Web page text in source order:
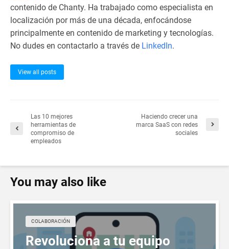
contenido de Chanty. Ha trabajado como especialista en
localización por más de una década, enfocándose
principalmente en contenido de marketing y tecnologías.
No dudes en contactarlo a través de LinkedIn.
View all posts
Las 10 mejores
herramientas de
compromiso de
empleados
Haciendo crecer una
marca SaaS con redes
sociales
You may also like
СOLABORACIÓN
Revoluciona a tu equipo